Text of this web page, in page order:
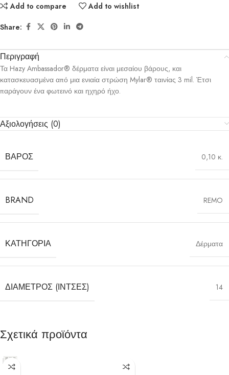
Add to compare Add to wishlist
Share:
Περιγραφή
Τα Hazy Ambassador® δέρματα είναι μεσαίου βάρους, και
κατασκευασμένα από μια ενιαία στρώση Mylar® ταινίας 3 mil. Έτσι
παράγουν ένα φωτεινό και ηχηρό ήχο.
Αξιολογήσεις (0)
ΒΆΡΟΣ 0,10 κ.
BRAND REMO
ΚΑΤΗΓΟΡΊΑ Δέρματα
ΔΙΆΜΕΤΡΟΣ (ΊΝΤΣΕΣ) 14
Σχετικά προϊόντα